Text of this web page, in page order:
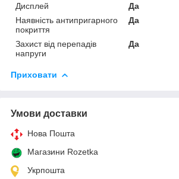
Дисплей
Да
Наявність антипригарного
покриття
Да
Захист від перепадів
напруги
Да
Приховати
Умови доставки
Нова Пошта
Магазини Rozetka
Укрпошта